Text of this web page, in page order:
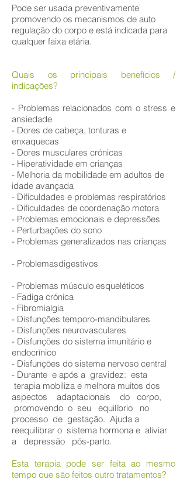
Pode ser usada preventivamente
promovendo os mecanismos de auto
regulação do corpo e está indicada para
qualquer faixa etária.
Quais os principais benefícios /
indicações?
- Problemas relacionados com o stress e
ansiedade
- Dores de cabeça, tonturas e
enxaquecas
- Dores musculares crónicas
- Hiperatividade em crianças
- Melhoria da mobilidade em adultos de
idade avançada
- Dificuldades e problemas respiratórios
- Dificuldades de coordenação motora
- Problemas emocionais e depressões
- Perturbações do sono
- Problemas generalizados nas crianças
- Problemasdigestivos
- Problemas músculo esqueléticos
- Fadiga crónica
- Fibromialgia
- Disfunções temporo-mandibulares
- Disfunções neurovasculares
- Disfunções do sistema imunitário e
endocrínico
- Disfunções do sistema nervoso central
- Durante e após a gravidez: esta
terapia mobiliza e melhora muitos dos
aspectos adaptacionais do corpo,
promovendo o seu equilíbrio no
processo de gestação. Ajuda a
reequilibrar o sistema hormona e aliviar
a depressão pós-parto.
Esta terapia pode ser feita ao mesmo
tempo que são feitos outro tratamentos?